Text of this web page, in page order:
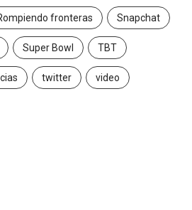
fronteras Snapchat
Super Bowl TBT
twitter video